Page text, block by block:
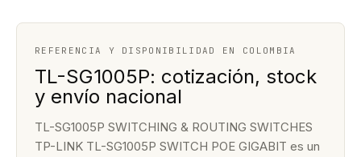
REFERENCIA Y DISPONIBILIDAD EN COLOMBIA
TL-SG1005P: cotización, stock
y envío nacional
TL-SG1005P SWITCHING & ROUTING SWITCHES
TP-LINK TL-SG1005P SWITCH POE GIGABIT es un